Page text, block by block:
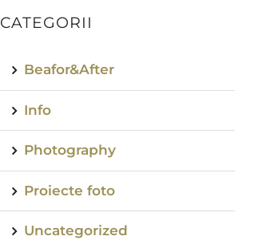
CATEGORII
Beafor&After
Info
Photography
Proiecte foto
Uncategorized